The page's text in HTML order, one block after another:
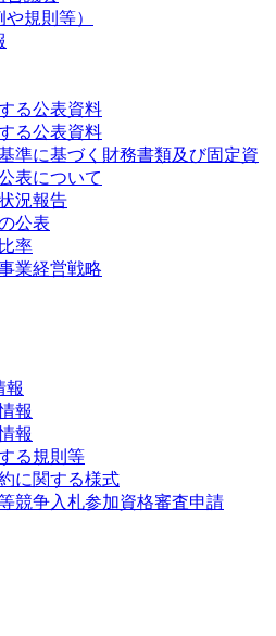
規則等）
る公表資料
る公表資料
準に基づく財務書類及び固定資
表について
況報告
公表
率
業経営戦略
報
報
報
る規則等
に関する様式
競争入札参加資格審査申請